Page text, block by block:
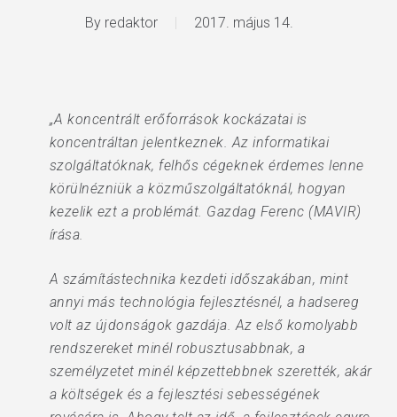
By redaktor 2017. május 14.
„A koncentrált erőforrások kockázatai is
koncentráltan jelentkeznek. Az informatikai
szolgáltatóknak, felhős cégeknek érdemes lenne
körülnézniük a közműszolgáltatóknál, hogyan
kezelik ezt a problémát. Gazdag Ferenc (MAVIR)
írása.
A számítástechnika kezdeti időszakában, mint
annyi más technológia fejlesztésnél, a hadsereg
volt az újdonságok gazdája. Az első komolyabb
rendszereket minél robusztusabbnak, a
személyzetet minél képzettebbnek szerették, akár
a költségek és a fejlesztési sebességének